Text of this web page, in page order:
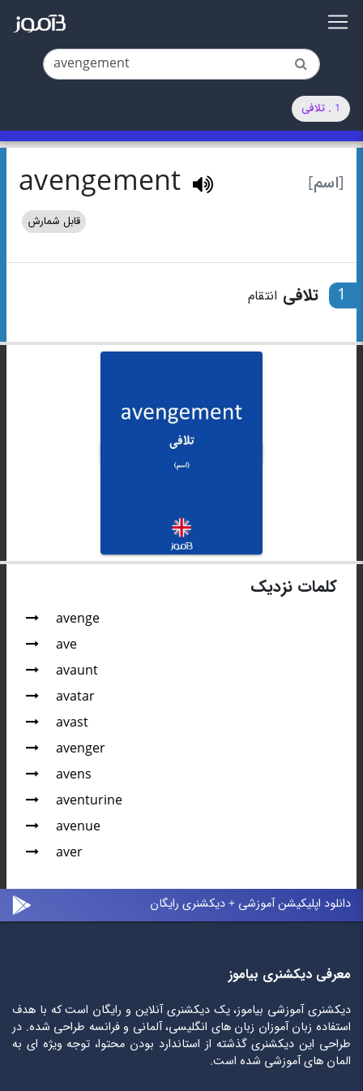
1 . تلافی
[اسم] avengement
قابل شمارش
1 تلافی انتقام
کلمات نزدیک
avenge
ave
avaunt
avatar
avast
avenger
avens
aventurine
avenue
aver
دانلود اپلیکیشن آموزشی + دیکشنری رایگان
معرفی دیکشنری بیاموز
دیکشنری آموزشی بیاموز، یک دیکشنری آنلاین و رایگان است که با هدف
استفاده زبان آموزان زبان های انگلیسی، آلمانی و فرانسه طراحی شده. در
طراحی این دیکشنری گذشته از استاندارد بودن محتوا، توجه ویژه ای به
المان های آموزشی شده است.